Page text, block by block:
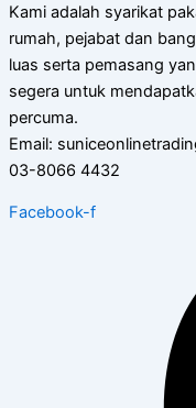
Kami adalah syarikat
rumah, pejabat dan
luas serta pemasang
segera untuk
percuma.
Email:
03-8066 4432
Facebook-f